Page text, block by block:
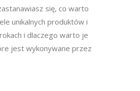
się, co warto
unikalnych produktów i
i dlaczego warto je
jest wykonywane przez